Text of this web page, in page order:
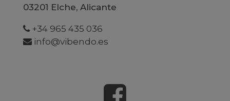
03201 Elche, Alicante
+34 965 435 036
info@vibendo.es